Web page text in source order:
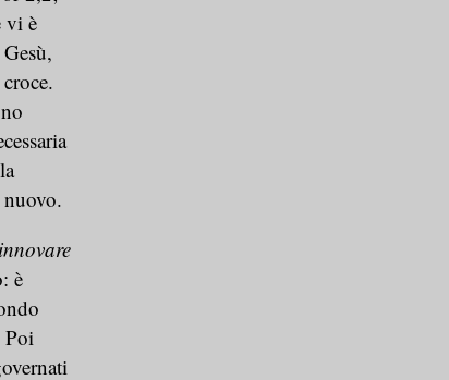
vi è
è
Poi